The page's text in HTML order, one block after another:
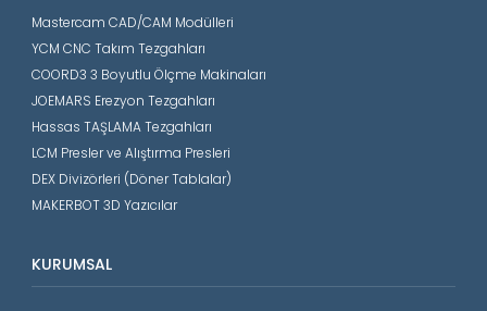
Mastercam CAD/CAM Modülleri
YCM CNC Takım Tezgahları
COORD3 3 Boyutlu Ölçme Makinaları
JOEMARS Erezyon Tezgahları
Hassas TAŞLAMA Tezgahları
LCM Presler ve Alıştırma Presleri
DEX Divizörleri (Döner Tablalar)
MAKERBOT 3D Yazıcılar
KURUMSAL